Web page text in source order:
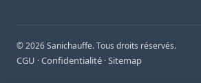
©2026Sanichauffe. Tous droits réservés.
CGU ·Confidentialité ·Sitemap